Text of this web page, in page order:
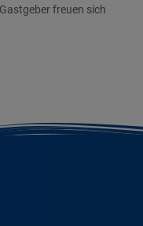
freuen sich